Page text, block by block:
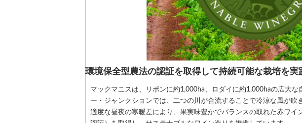
環境保全型農法の認証を取得して持続可能な栽培を実
マックマニスは、リポンに約1,000ha、ロダイに約1,000haの広大
ー・ジャンクションでは、二つの川が合流することで冷涼な風が
適度な昼夜の寒暖差により、果実味豊かでバランスの取れた赤ワ